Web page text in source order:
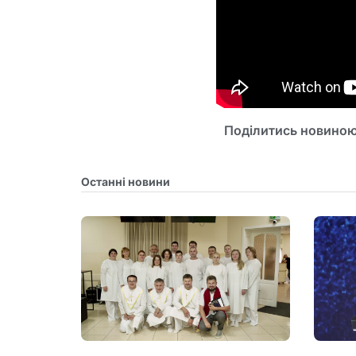
Поділитись
Останні новини